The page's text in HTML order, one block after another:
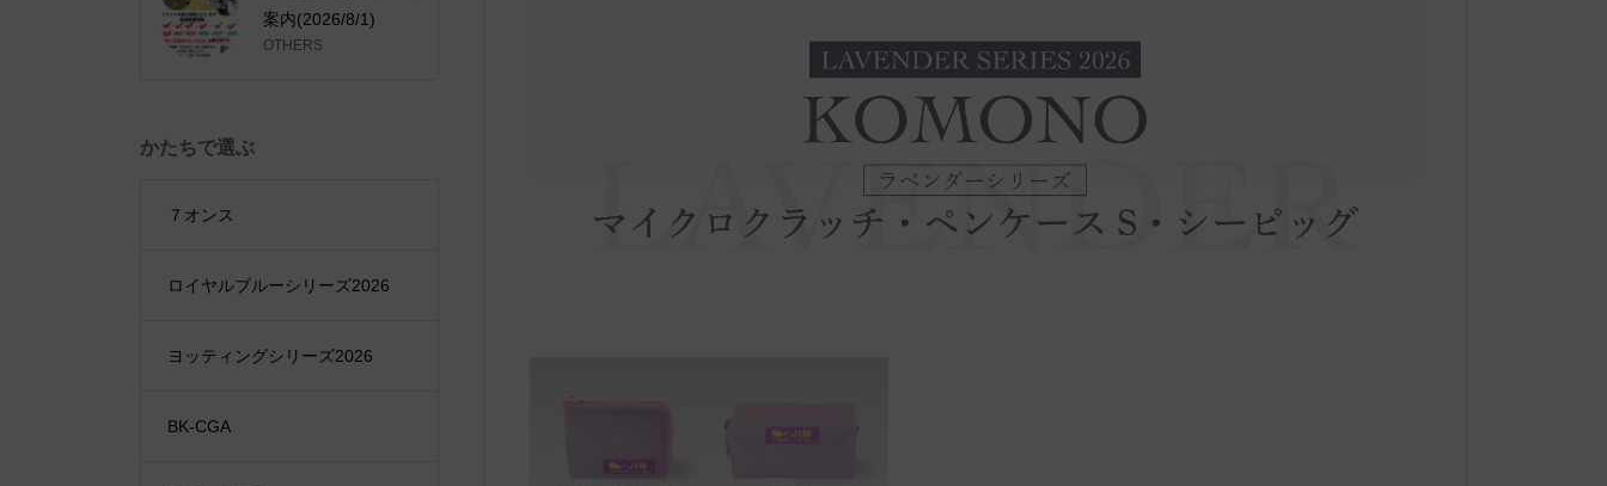
案内(2026/8/1)
OTHERS
かたちで選ぶ
７オンス
ロイヤルブルーシリーズ2026
ヨッティングシリーズ2026
BK-CGA